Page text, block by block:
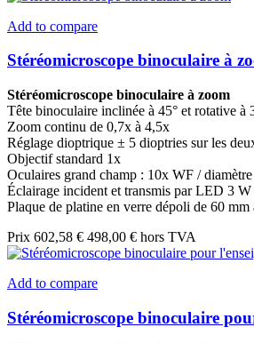
Add to compare
Stéréomicroscope binoculaire à
Stéréomicroscope binoculaire à zoom
Tête binoculaire inclinée à 45° et rotative à
Zoom continu de 0,7x à 4,5x
Réglage dioptrique ± 5 dioptries sur les
Objectif standard 1x
Oculaires grand champ : 10x WF /
Éclairage incident et transmis par LED 3 W
Plaque de platine en verre dépoli de 60
Prix 602,58 € 498,00 € hors TVA
Add to compare
Stéréomicroscope binoculaire